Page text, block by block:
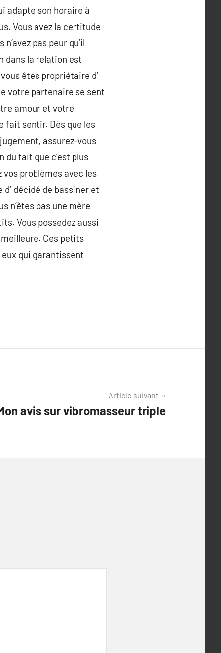
adapte son horaire à
Vous avez la certitude
pas peur qu’il
dans la relation est
êtes propriétaire d’
votre partenaire se sent
amour et votre
fait sentir. Dès que les
assurez-vous
du fait que c’est plus
problèmes avec les
décidé de bassiner et
n’êtes pas une mère
Vous possedez aussi
Ces petits
qui garantissent
Article suivant
avis sur vibromasseur triple